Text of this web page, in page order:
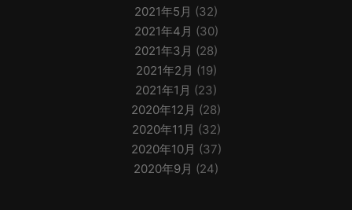
2021年5月 (32)
2021年4月 (30)
2021年3月 (28)
2021年2月 (19)
2021年1月 (23)
2020年12月 (28)
2020年11月 (32)
2020年10月 (37)
2020年9月 (24)